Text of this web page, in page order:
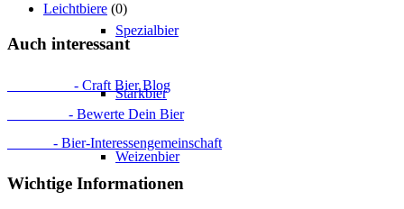
Spezialbier
Starkbier
Weizenbier
Leichtbiere (0)
Auch interessant
- Craft Bier Blog
- Bewerte Dein Bier
- Bier-Interessengemeinschaft
Wichtige Informationen